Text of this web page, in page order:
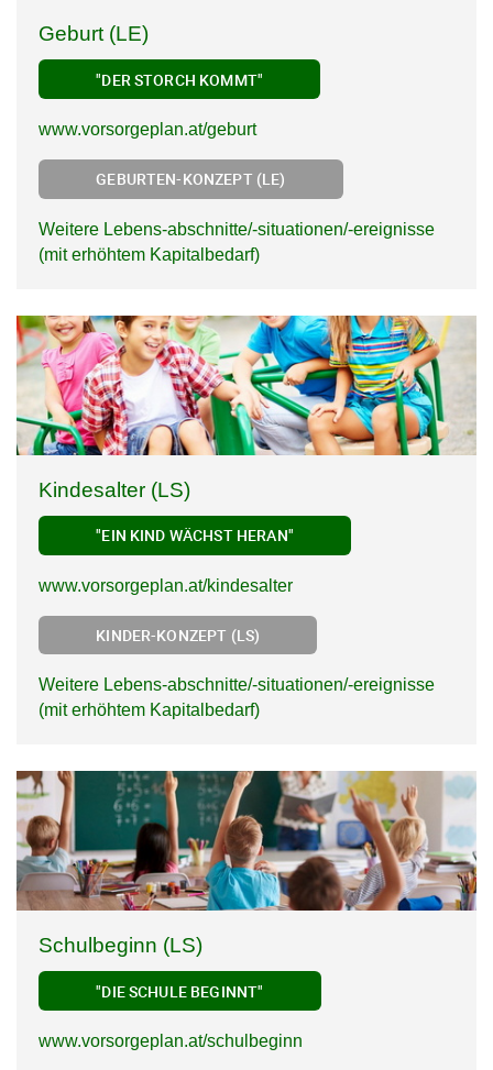
Geburt (LE)
"DER STORCH KOMMT"
www.vorsorgeplan.at/geburt
GEBURTEN-KONZEPT (LE)
Weitere Lebens-abschnitte/-situationen/-ereignisse
(mit erhöhtem Kapitalbedarf)
Kindesalter (LS)
"EIN KIND WÄCHST HERAN"
www.vorsorgeplan.at/kindesalter
KINDER-KONZEPT (LS)
Weitere Lebens-abschnitte/-situationen/-ereignisse
(mit erhöhtem Kapitalbedarf)
Schulbeginn (LS)
"DIE SCHULE BEGINNT"
www.vorsorgeplan.at/schulbeginn